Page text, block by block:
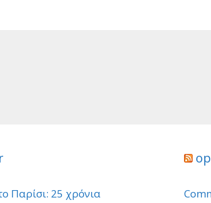
Παρίσι: 25 χρόνια